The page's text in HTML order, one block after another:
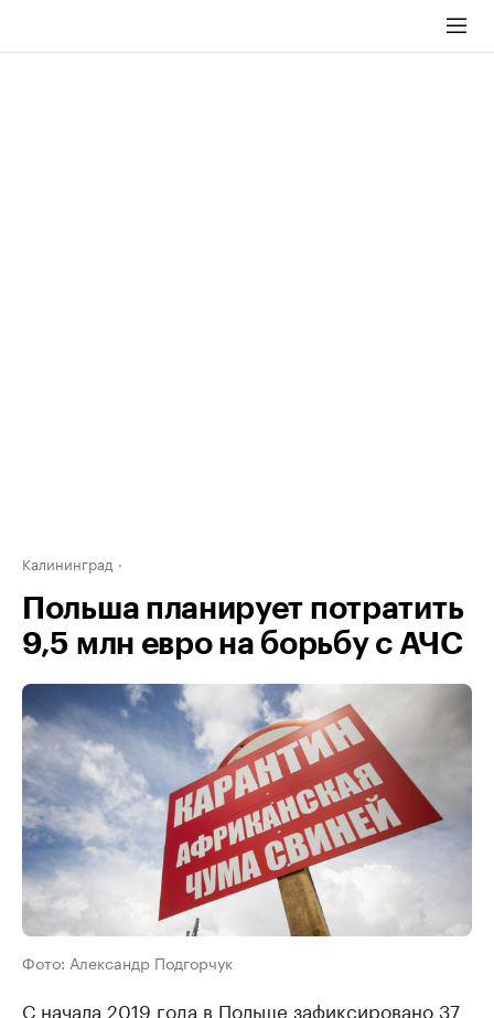
Калининград
Польша планирует потратить
9,5 млн евро на борьбу с АЧС
Фото: Александр Подгорчук
С начала 2019 года в Польше зафиксировано 37